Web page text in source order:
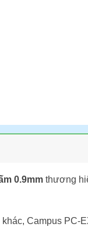
0.9mmthương
Campus PC-